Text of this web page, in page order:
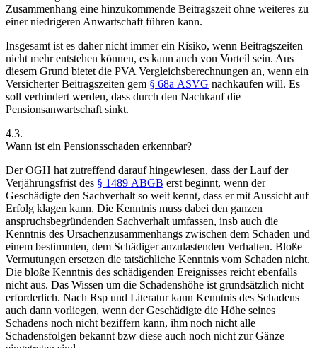
Zusammenhang eine hinzukommende Beitragszeit ohne weiteres zu
einer niedrigeren Anwartschaft führen kann.
Insgesamt ist es daher nicht immer ein Risiko, wenn Beitragszeiten
nicht mehr entstehen können, es kann auch von Vorteil sein. Aus
diesem Grund bietet die PVA Vergleichsberechnungen an, wenn ein
Versicherter Beitragszeiten gem § 68a ASVG nachkaufen will. Es
soll verhindert werden, dass durch den Nachkauf die
Pensionsanwartschaft sinkt.
4.3.
Wann ist ein Pensionsschaden erkennbar?
Der OGH hat zutreffend darauf hingewiesen, dass der Lauf der
Verjährungsfrist des § 1489 ABGB erst beginnt, wenn der
Geschädigte den Sachverhalt so weit kennt, dass er mit Aussicht auf
Erfolg klagen kann. Die Kenntnis muss dabei den ganzen
anspruchsbegründenden Sachverhalt umfassen, insb auch die
Kenntnis des Ursachenzusammenhangs zwischen dem Schaden und
einem bestimmten, dem Schädiger anzulastenden Verhalten. Bloße
Vermutungen ersetzen die tatsächliche Kenntnis vom Schaden nicht.
Die bloße Kenntnis des schädigenden Ereignisses reicht ebenfalls
nicht aus. Das Wissen um die Schadenshöhe ist grundsätzlich nicht
erforderlich. Nach Rsp und Literatur kann Kenntnis des Schadens
auch dann vorliegen, wenn der Geschädigte die Höhe seines
Schadens noch nicht beziffern kann, ihm noch nicht alle
Schadensfolgen bekannt bzw diese auch noch nicht zur Gänze